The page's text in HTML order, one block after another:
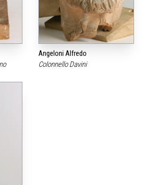
Angeloni Alfredo
Colonnello Davini